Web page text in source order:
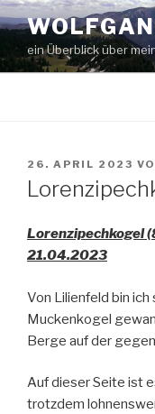
Zum
Inhalt
springenein Überblick über
VERÖFFENTLICHT
AM
26. APRIL 2023
Lorenzipechkogel
21.04.2023
Von Lilienfeld bin
Muckenkogel
Berge auf der
Auf dieser Seite ist
trotzdem